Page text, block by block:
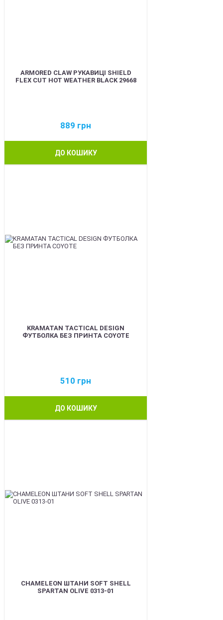
ARMORED CLAW РУКАВИЦІ SHIELD
FLEX CUT HOT WEATHER BLACK 29668
889 грн
ДО КОШИКУ
KRAMATAN TACTICAL DESIGN
ФУТБОЛКА БЕЗ ПРИНТА COYOTE
510 грн
ДО КОШИКУ
CHAMELEON ШТАНИ SOFT SHELL
SPARTAN OLIVE 0313-01